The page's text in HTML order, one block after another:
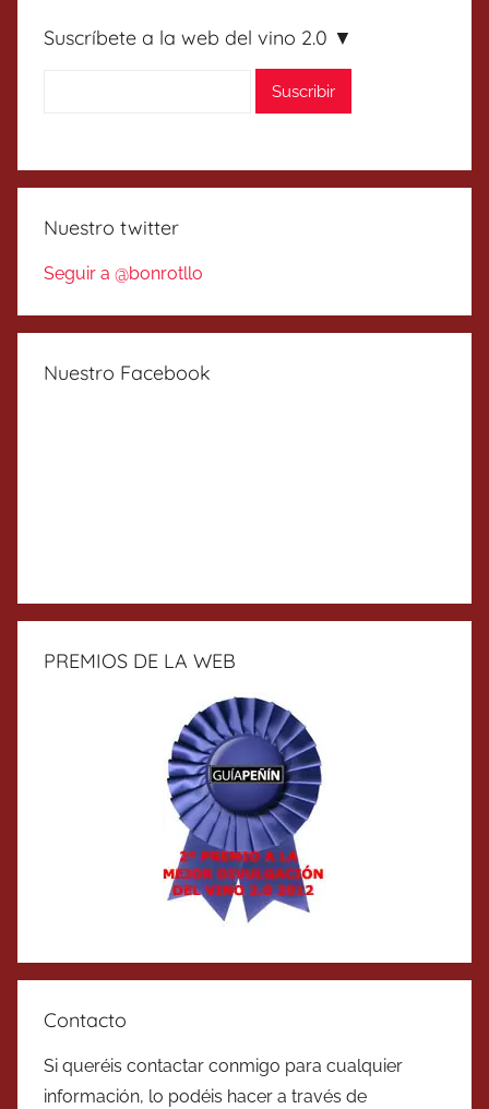
Suscríbete a la web del vino 2.0 ▼
Nuestro twitter
Seguir a @bonrotllo
Nuestro Facebook
PREMIOS DE LA WEB
Contacto
Si queréis contactar conmigo para cualquier
información, lo podéis hacer a través de